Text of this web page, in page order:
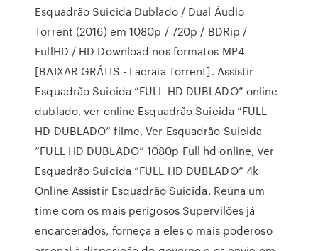
Esquadrão Suicida Dublado / Dual Áudio
Torrent (2016) em 1080p / 720p / BDRip /
FullHD / HD Download nos formatos MP4
[BAIXAR GRÁTIS - Lacraia Torrent]. Assistir
Esquadrão Suicida ”FULL HD DUBLADO” online
dublado, ver online Esquadrão Suicida ”FULL
HD DUBLADO” filme, Ver Esquadrão Suicida
”FULL HD DUBLADO” 1080p Full hd online, Ver
Esquadrão Suicida ”FULL HD DUBLADO” 4k
Online Assistir Esquadrão Suicida. Reúna um
time com os mais perigosos Supervilões já
encarcerados, forneça a eles o mais poderoso